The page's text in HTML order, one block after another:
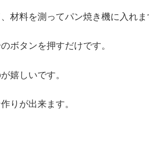
材料を測ってパン焼き機に入れま
ボタンを押すだけです。
嬉しいです。
りが出来ます。